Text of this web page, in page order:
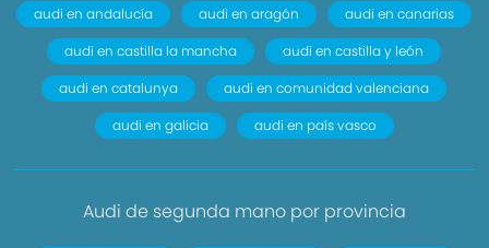
audi en andalucía audi en aragón
audi en canarias
audi en castilla la mancha
audi en castilla y león
audi en catalunya
audi en comunidad valenciana
audi en galicia
audi en país vasco
Audi de segunda mano por provincia